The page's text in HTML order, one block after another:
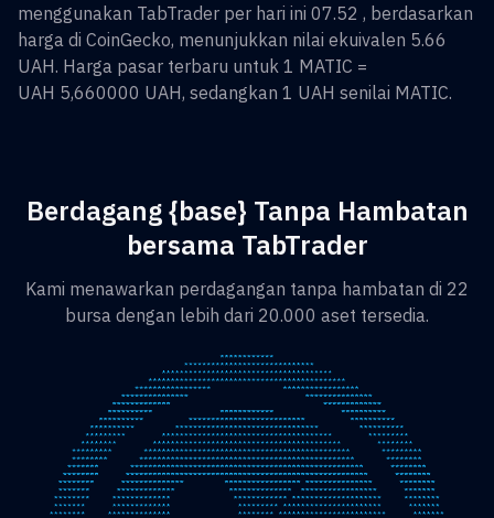
menggunakan TabTrader per hari ini 07.52 , berdasarkan
harga di CoinGecko, menunjukkan nilai ekuivalen 5.66
UAH. Harga pasar terbaru untuk 1 MATIC =
UAH 5,660000 UAH, sedangkan 1 UAH senilai MATIC.
Berdagang {base} Tanpa Hambatan
bersama TabTrader
Kami menawarkan perdagangan tanpa hambatan di 22
bursa dengan lebih dari 20.000 aset tersedia.